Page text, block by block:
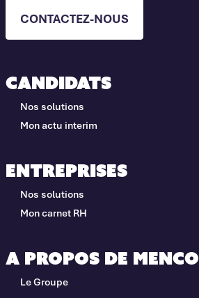
CONTACTEZ-NOUS
Candidats
Nos solutions
Mon actu interim
Entreprises
Nos solutions
Mon carnet RH
A propos de Menco
Le Groupe